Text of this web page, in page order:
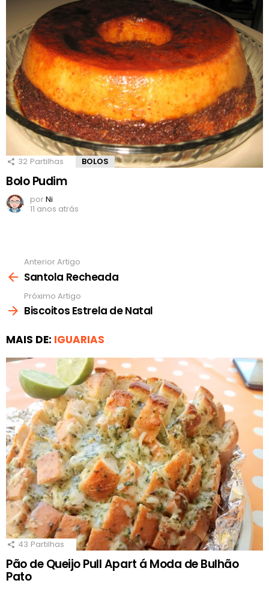
32 Partilhas BOLOS
Bolo Pudim
porNi
11 anos atrás
mais
Anterior Artigo
Santola Recheada
Próximo Artigo
Biscoitos Estrela de Natal
MAIS DE: IGUARIAS
43 Partilhas
Pão de Queijo Pull Apart á Moda de Bulhão
Pato